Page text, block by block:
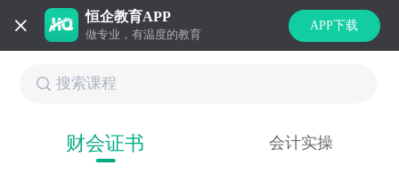
恒企教育APP
做专业，有温度的教育
APP下载
财会证书 会计实操